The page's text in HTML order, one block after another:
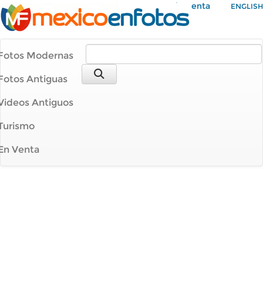
Mi Cuenta ENGLISH
Modernas
Antiguas
Antiguos
Venta